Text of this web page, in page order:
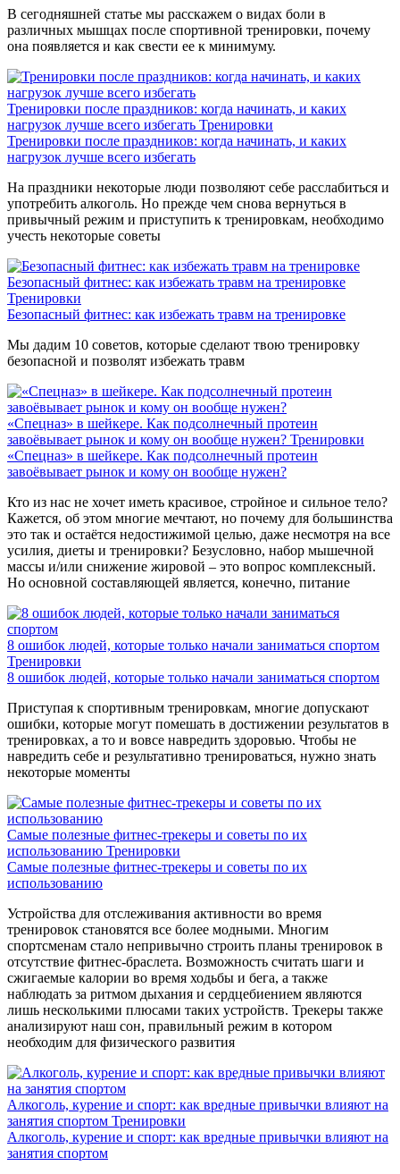
В сегодняшней статье мы расскажем о видах боли в
различных мышцах после спортивной тренировки, почему
она появляется и как свести ее к минимуму.
Тренировки после праздников: когда начинать, и каких
нагрузок лучше всего избегать Тренировки
Тренировки после праздников: когда начинать, и каких
нагрузок лучше всего избегать
На праздники некоторые люди позволяют себе расслабиться и
употребить алкоголь. Но прежде чем снова вернуться в
привычный режим и приступить к тренировкам, необходимо
учесть некоторые советы
Безопасный фитнес: как избежать травм на тренировке
Тренировки
Безопасный фитнес: как избежать травм на тренировке
Мы дадим 10 советов, которые сделают твою тренировку
безопасной и позволят избежать травм
«Спецназ» в шейкере. Как подсолнечный протеин
завоёвывает рынок и кому он вообще нужен? Тренировки
«Спецназ» в шейкере. Как подсолнечный протеин
завоёвывает рынок и кому он вообще нужен?
Кто из нас не хочет иметь красивое, стройное и сильное тело?
Кажется, об этом многие мечтают, но почему для большинства
это так и остаётся недостижимой целью, даже несмотря на все
усилия, диеты и тренировки? Безусловно, набор мышечной
массы и/или снижение жировой – это вопрос комплексный.
Но основной составляющей является, конечно, питание
8 ошибок людей, которые только начали заниматься спортом
Тренировки
8 ошибок людей, которые только начали заниматься спортом
Приступая к спортивным тренировкам, многие допускают
ошибки, которые могут помешать в достижении результатов в
тренировках, а то и вовсе навредить здоровью. Чтобы не
навредить себе и результативно тренироваться, нужно знать
некоторые моменты
Самые полезные фитнес-трекеры и советы по их
использованию Тренировки
Самые полезные фитнес-трекеры и советы по их
использованию
Устройства для отслеживания активности во время
тренировок становятся все более модными. Многим
спортсменам стало непривычно строить планы тренировок в
отсутствие фитнес-браслета. Возможность считать шаги и
сжигаемые калории во время ходьбы и бега, а также
наблюдать за ритмом дыхания и сердцебиением являются
лишь несколькими плюсами таких устройств. Трекеры также
анализируют наш сон, правильный режим в котором
необходим для физического развития
Алкоголь, курение и спорт: как вредные привычки влияют на
занятия спортом Тренировки
Алкоголь, курение и спорт: как вредные привычки влияют на
занятия спортом